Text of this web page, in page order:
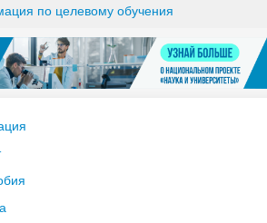
по целевому обучения